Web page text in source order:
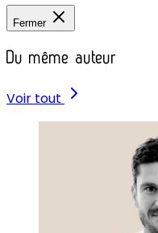
Fermer
Du même auteur
Voir tout